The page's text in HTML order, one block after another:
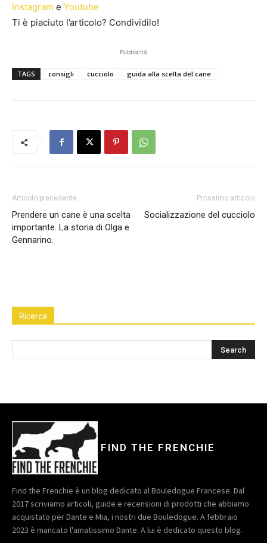
Instagram e Youtube
Ti è piaciuto l’articolo? Condividilo!
Pubblicità
TAGS consigli cucciolo guida alla scelta del cane
Articolo precedente
Prendere un cane è una scelta
importante. La storia di Olga e
Gennarino.
Prossimo articolo
Socializzazione del cucciolo
Ricerca
FIND THE FRENCHIE
Find the Frenchie è un blog dedicato al Bouledogue Francese. Dal
2017 scriviamo articoli, guide e recensioni di prodotti che abbiamo
acquistato per Dante e Mia, i nostri due Bouledogue. A febbraio
2023 è mancato l'amatissimo Dante. A lui è dedicato questo blog.